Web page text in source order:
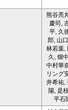
熊谷亮
慶司,
平, 久
郎, 山
林若葉,
久, 畑
中村華
リング
井希祐,
陽, 是
平石